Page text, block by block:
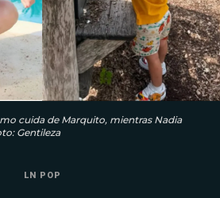
cuida de Marquito, mientras Nadia
Gentileza
LN POP